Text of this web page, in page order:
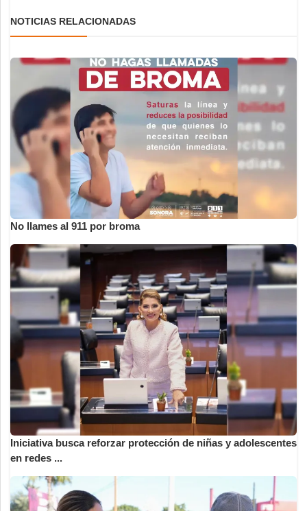
NOTICIAS RELACIONADAS
No llames al 911 por broma
Iniciativa busca reforzar protección de niñas y adolescentes
en redes ...